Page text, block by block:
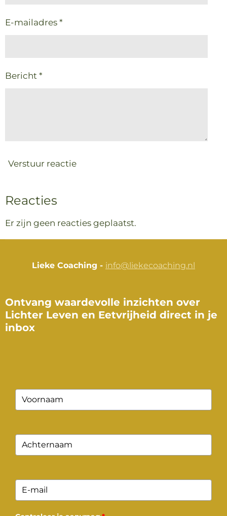
E-mailadres *
Bericht *
Verstuur reactie
Reacties
Er zijn geen reacties geplaatst.
Lieke Coaching - info@liekecoaching.nl
Ontvang waardevolle inzichten over
Lichter Leven en Eetvrijheid direct in je
inbox